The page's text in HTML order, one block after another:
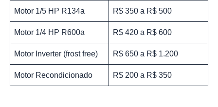
Motor 1/5 HP R134a R$ 350 a R$ 500
Motor 1/4 HP R600a R$ 420 a R$ 600
Motor Inverter (frost free) R$ 650 a R$ 1.200
Motor Recondicionado R$ 200 a R$ 350